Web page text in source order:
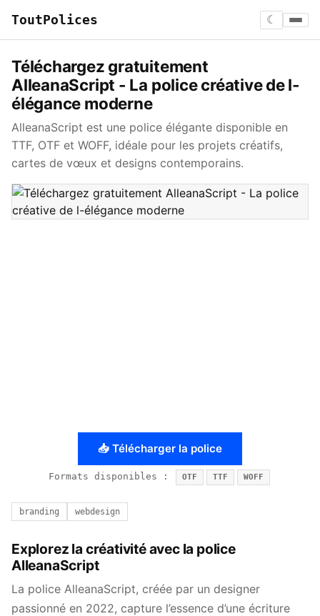
ToutPolices ☾
Téléchargez gratuitement
AlleanaScript - La police créative de l-
élégance moderne
AlleanaScript est une police élégante disponible en
TTF, OTF et WOFF, idéale pour les projets créatifs,
cartes de vœux et designs contemporains.
📥 Télécharger la police
Formats disponibles : OTF TTF WOFF
branding webdesign
Explorez la créativité avec la police
AlleanaScript
La police AlleanaScript, créée par un designer
passionné en 2022, capture l’essence d’une écriture